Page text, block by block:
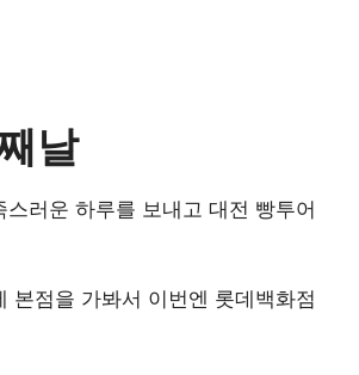
날
스러운 하루를 보내고 대전 빵투어
본점을 가봐서 이번엔 롯데백화점